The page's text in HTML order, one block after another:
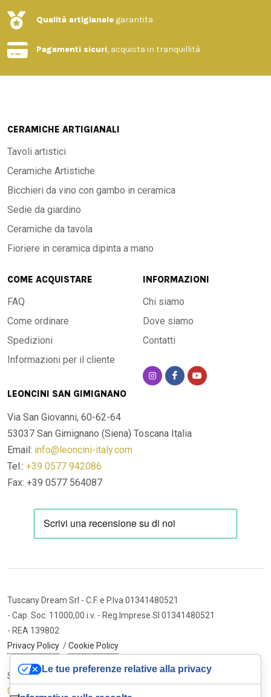
Qualità artigianale garantita
Pagamenti sicuri, acquista in tranquillità
CERAMICHE ARTIGIANALI
Tavoli artistici
Ceramiche Artistiche
Bicchieri da vino con gambo in ceramica
Sedie da giardino
Ceramiche da tavola
Fioriere in ceramica dipinta a mano
COME ACQUISTARE
FAQ
Come ordinare
Spedizioni
Informazioni per il cliente
INFORMAZIONI
Chi siamo
Dove siamo
Contatti
LEONCINI SAN GIMIGNANO
Via San Giovanni, 60-62-64
53037 San Gimignano (Siena) Toscana Italia
Email: info@leoncini-italy.com
Tel.: +39 0577 942086
Fax: +39 0577 564087
Tuscany Dream Srl - C.F. e P.Iva 01341480521
- Cap. Soc. 11000,00 i.v. - Reg.Imprese SI 01341480521
- REA 139802
Privacy Policy /Cookie Policy
Sito internet ed e-commerce
Cybermarket Web Agency
Le tue preferenze relative alla privacy